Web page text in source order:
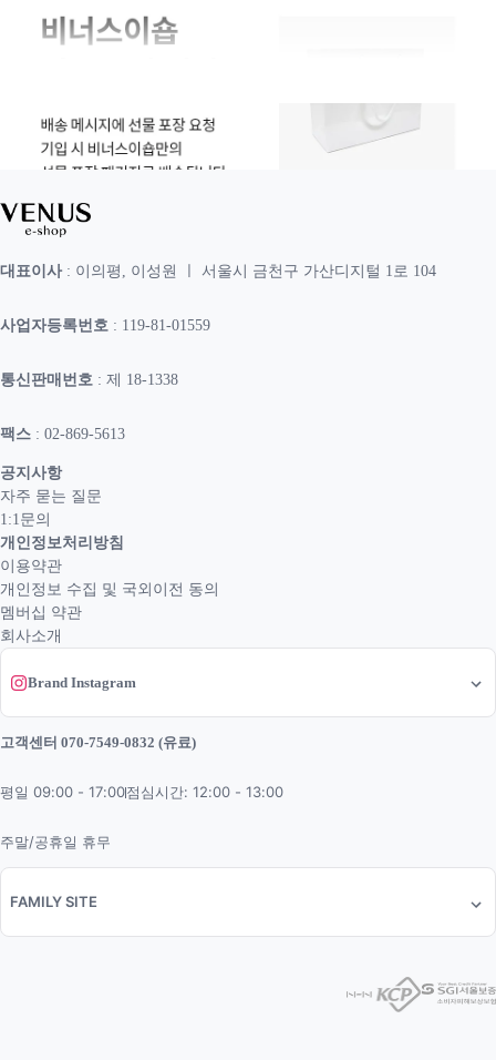
대표이사: 이의평, 이성원 ㅣ 서울시 금천구 가산디지털 1로 104
사업자등록번호 : 119-81-01559
통신판매번호 : 제 18-1338
팩스 : 02-869-5613
공지사항
자주 묻는 질문
1:1문의
개인정보처리방침
이용약관
개인정보 수집 및 국외이전 동의
멤버십 약관
회사소개
Brand Instagram
고객센터 070-7549-0832 (유료)
평일 09:00 - 17:00점심시간: 12:00 - 13:00
주말/공휴일 휴무
FAMILY SITE